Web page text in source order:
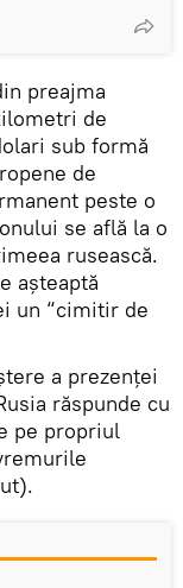
preajma
de
sub formă
de
peste o
se află la o
rusească.
așteaptă
un “cimitir de
a prezenței
răspunde cu
pe propriul